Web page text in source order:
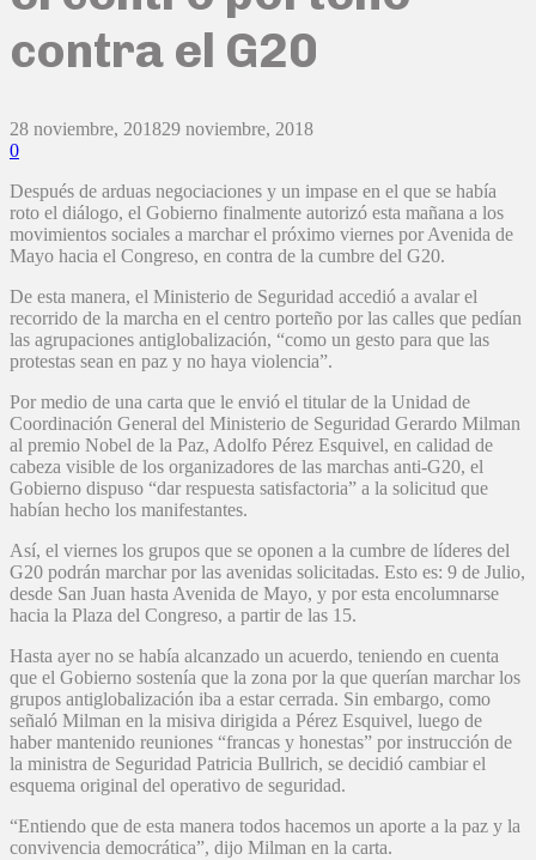
contra el G20
28 noviembre, 201829 noviembre, 2018
0
Después de arduas negociaciones y un impase en el que se había
roto el diálogo, el Gobierno finalmente autorizó esta mañana a los
movimientos sociales a marchar el próximo viernes por Avenida de
Mayo hacia el Congreso, en contra de la cumbre del G20.
De esta manera, el Ministerio de Seguridad accedió a avalar el
recorrido de la marcha en el centro porteño por las calles que pedían
las agrupaciones antiglobalización, “como un gesto para que las
protestas sean en paz y no haya violencia”.
Por medio de una carta que le envió el titular de la Unidad de
Coordinación General del Ministerio de Seguridad Gerardo Milman
al premio Nobel de la Paz, Adolfo Pérez Esquivel, en calidad de
cabeza visible de los organizadores de las marchas anti-G20, el
Gobierno dispuso “dar respuesta satisfactoria” a la solicitud que
habían hecho los manifestantes.
Así, el viernes los grupos que se oponen a la cumbre de líderes del
G20 podrán marchar por las avenidas solicitadas. Esto es: 9 de Julio,
desde San Juan hasta Avenida de Mayo, y por esta encolumnarse
hacia la Plaza del Congreso, a partir de las 15.
Hasta ayer no se había alcanzado un acuerdo, teniendo en cuenta
que el Gobierno sostenía que la zona por la que querían marchar los
grupos antiglobalización iba a estar cerrada. Sin embargo, como
señaló Milman en la misiva dirigida a Pérez Esquivel, luego de
haber mantenido reuniones “francas y honestas” por instrucción de
la ministra de Seguridad Patricia Bullrich, se decidió cambiar el
esquema original del operativo de seguridad.
“Entiendo que de esta manera todos hacemos un aporte a la paz y la
convivencia democrática”, dijo Milman en la carta.